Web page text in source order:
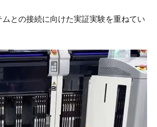
との接続に向けた実証実験を重ねてい